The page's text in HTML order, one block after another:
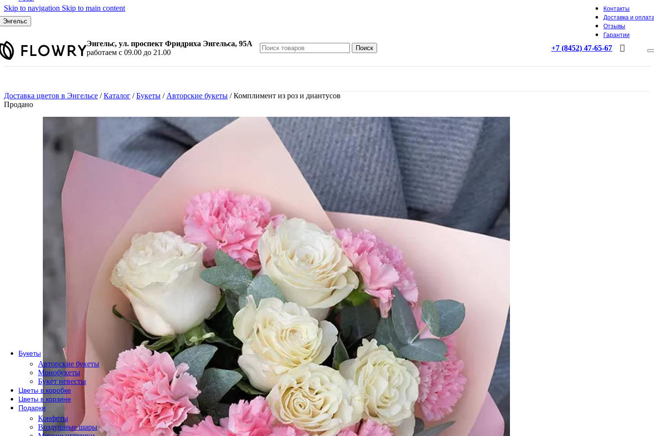
Skip to navigation Skip to main content
Энгельс
Контакты
Доставка и
Отзывы
Гарантии
Энгельс, ул. проспект Фридриха Энгельса, 95А
работаем с 09.00 до 21.00
Поиск +7 (8452) 47-65-67
По количеству
15 шт.
21 шт.
35 шт.
45 шт.
101 шт.
По цвету
Красные розы
Белые розы
Розовые розы
Желтые розы
Малиновые розы
По сорту
Пионовидные розы
Розы в коробке
Букеты
Авторские букеты
Монобукеты
Букет невесты
Цветы в коробке
Цветы в корзине
Подарки
Конфеты
Воздушные шары
Доставка цветов в Энгельсе / Каталог / Букеты / Авторские букеты /Комплимент из роз и диантусов
Продано